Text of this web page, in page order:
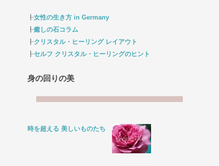
┠女性の生き方 in Germany
┠癒しの石コラム
┠クリスタル・ヒーリング レイアウト
┠セルフ クリスタル・ヒーリングのヒント
身の回りの美
時を超える 美しいものたち